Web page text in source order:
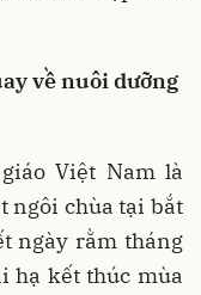
về nuôi dưỡng
Việt Nam là
ngôi chùa tại bắt
ngày rằm tháng
hạ kết thúc mùa